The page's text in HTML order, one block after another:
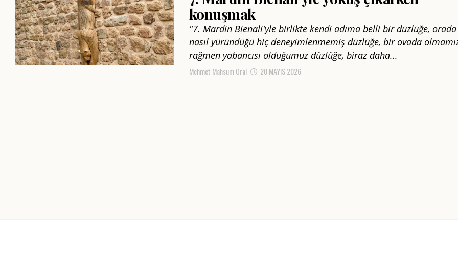
konuşmak
"7. Mardin Bienali'yle birlikte kendi adıma belli bir düzlüğe, orada
nasıl yüründüğü hiç deneyimlenmemiş düzlüğe, bir ovada
rağmen yabancısı olduğumuz düzlüğe, biraz daha...
Mehmet Mahsum Oral 20 MAYIS 2026